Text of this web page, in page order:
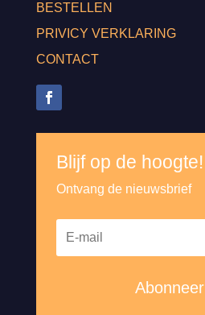
BESTELLEN
PRIVICY VERKLARING
CONTACT
Blijf op de hoogte!
Ontvang de nieuwsbrief
Abonneer